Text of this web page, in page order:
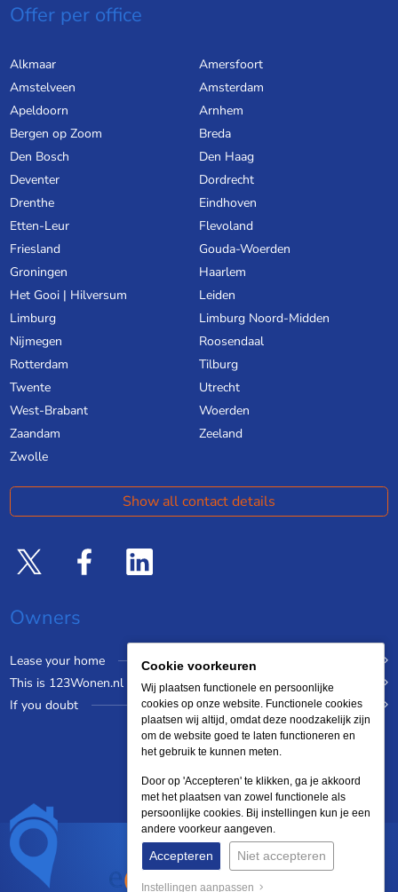
Offer per office
Alkmaar
Amersfoort
Amstelveen
Amsterdam
Apeldoorn
Arnhem
Bergen op Zoom
Breda
Den Bosch
Den Haag
Deventer
Dordrecht
Drenthe
Eindhoven
Etten-Leur
Flevoland
Friesland
Gouda-Woerden
Groningen
Haarlem
Het Gooi | Hilversum
Leiden
Limburg
Limburg Noord-Midden
Nijmegen
Roosendaal
Rotterdam
Tilburg
Twente
Utrecht
West-Brabant
Woerden
Zaandam
Zeeland
Zwolle
Show all contact details
Owners
Lease your home
This is 123Wonen.nl
If you doubt
Cookie voorkeuren
Wij plaatsen functionele en persoonlijke
cookies op onze website. Functionele cookies
plaatsen wij altijd, omdat deze noodzakelijk zijn
om de website goed te laten functioneren en
het gebruik te kunnen meten.
Door op 'Accepteren' te klikken, ga je akkoord
met het plaatsen van zowel functionele als
persoonlijke cookies. Bij instellingen kun je een
andere voorkeur aangeven.
Accepteren Niet accepteren
Instellingen aanpassen